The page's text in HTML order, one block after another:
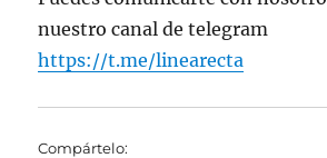
nuestro canal de telegram
https://t.me/linearecta
Compártelo: